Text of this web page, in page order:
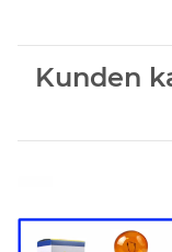
Kunden